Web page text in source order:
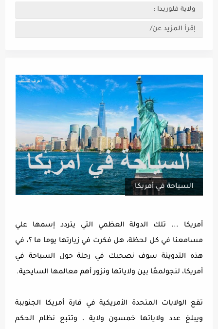
ولاية فلوريدا :
إقرأ المزيد عن/
السياحة في أمريكا
أمريكا ... تلك الدولة العظمي التي يتردد إسمها علي
مسامعنا في كل لحظة، هل فكرت في زيارتها يوما ما ؟، في
هذه التدوينة سوف نصحبك في رحلة حول السياحة في
أمريكا، لنجولمعًا بين ولاياتها ونزور أهم معالمها السايحية.
تقع الولايات المتحدة الأمريكية في قارة أمريكا الجنوببة
ويبلغ عدد ولاياتها خمسون ولاية ، وتتبع نظام الحكم